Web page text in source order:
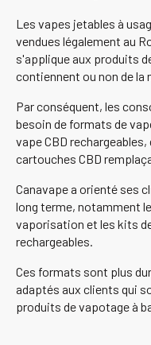
Les vapes jetables à
vendues légalement au
s'applique aux produits
contiennent ou non de la
Par conséquent, les
besoin de formats de
vape CBD
cartouches CBD
Canavape a orienté ses
long terme, notamment
vaporisation et les kits
rechargeables.
Ces formats sont plus
adaptés aux clients qui
produits de vapotage à